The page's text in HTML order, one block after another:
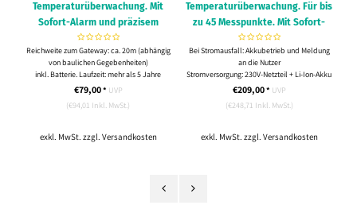
Temperaturüberwachung. Mit
Sofort-Alarm und präzisem
Temperatur-Logging sowie
automatischer Protokoll-
Erstellung (PDF und Online).
Reichweite zum Gateway: ca. 20m (abhängig
von baulichen Gegebenheiten)
inkl. Batterie. Laufzeit: mehr als 5 Jahre
5 Jahre Garantie
€79,00* UVP
(€94,01 Inkl. MwSt.)
exkl. MwSt. zzgl. Versandkosten
Temperaturüberwachung. Für bis
zu 45 Messpunkte. Mit Sofort-
Alarm und präzisem Temperatur-
Logging sowie automatischer
Protokoll-Erstellung (PDF und
Online).
Bei Stromausfall: Akkubetrieb und Meldung
an die Nutzer
Stromversorgung: 230V-Netzteil + Li-Ion-Akku
(enthalten)
5 Jahre Garantie
€209,00* UVP
(€248,71 Inkl. MwSt.)
exkl. MwSt. zzgl. Versandkosten